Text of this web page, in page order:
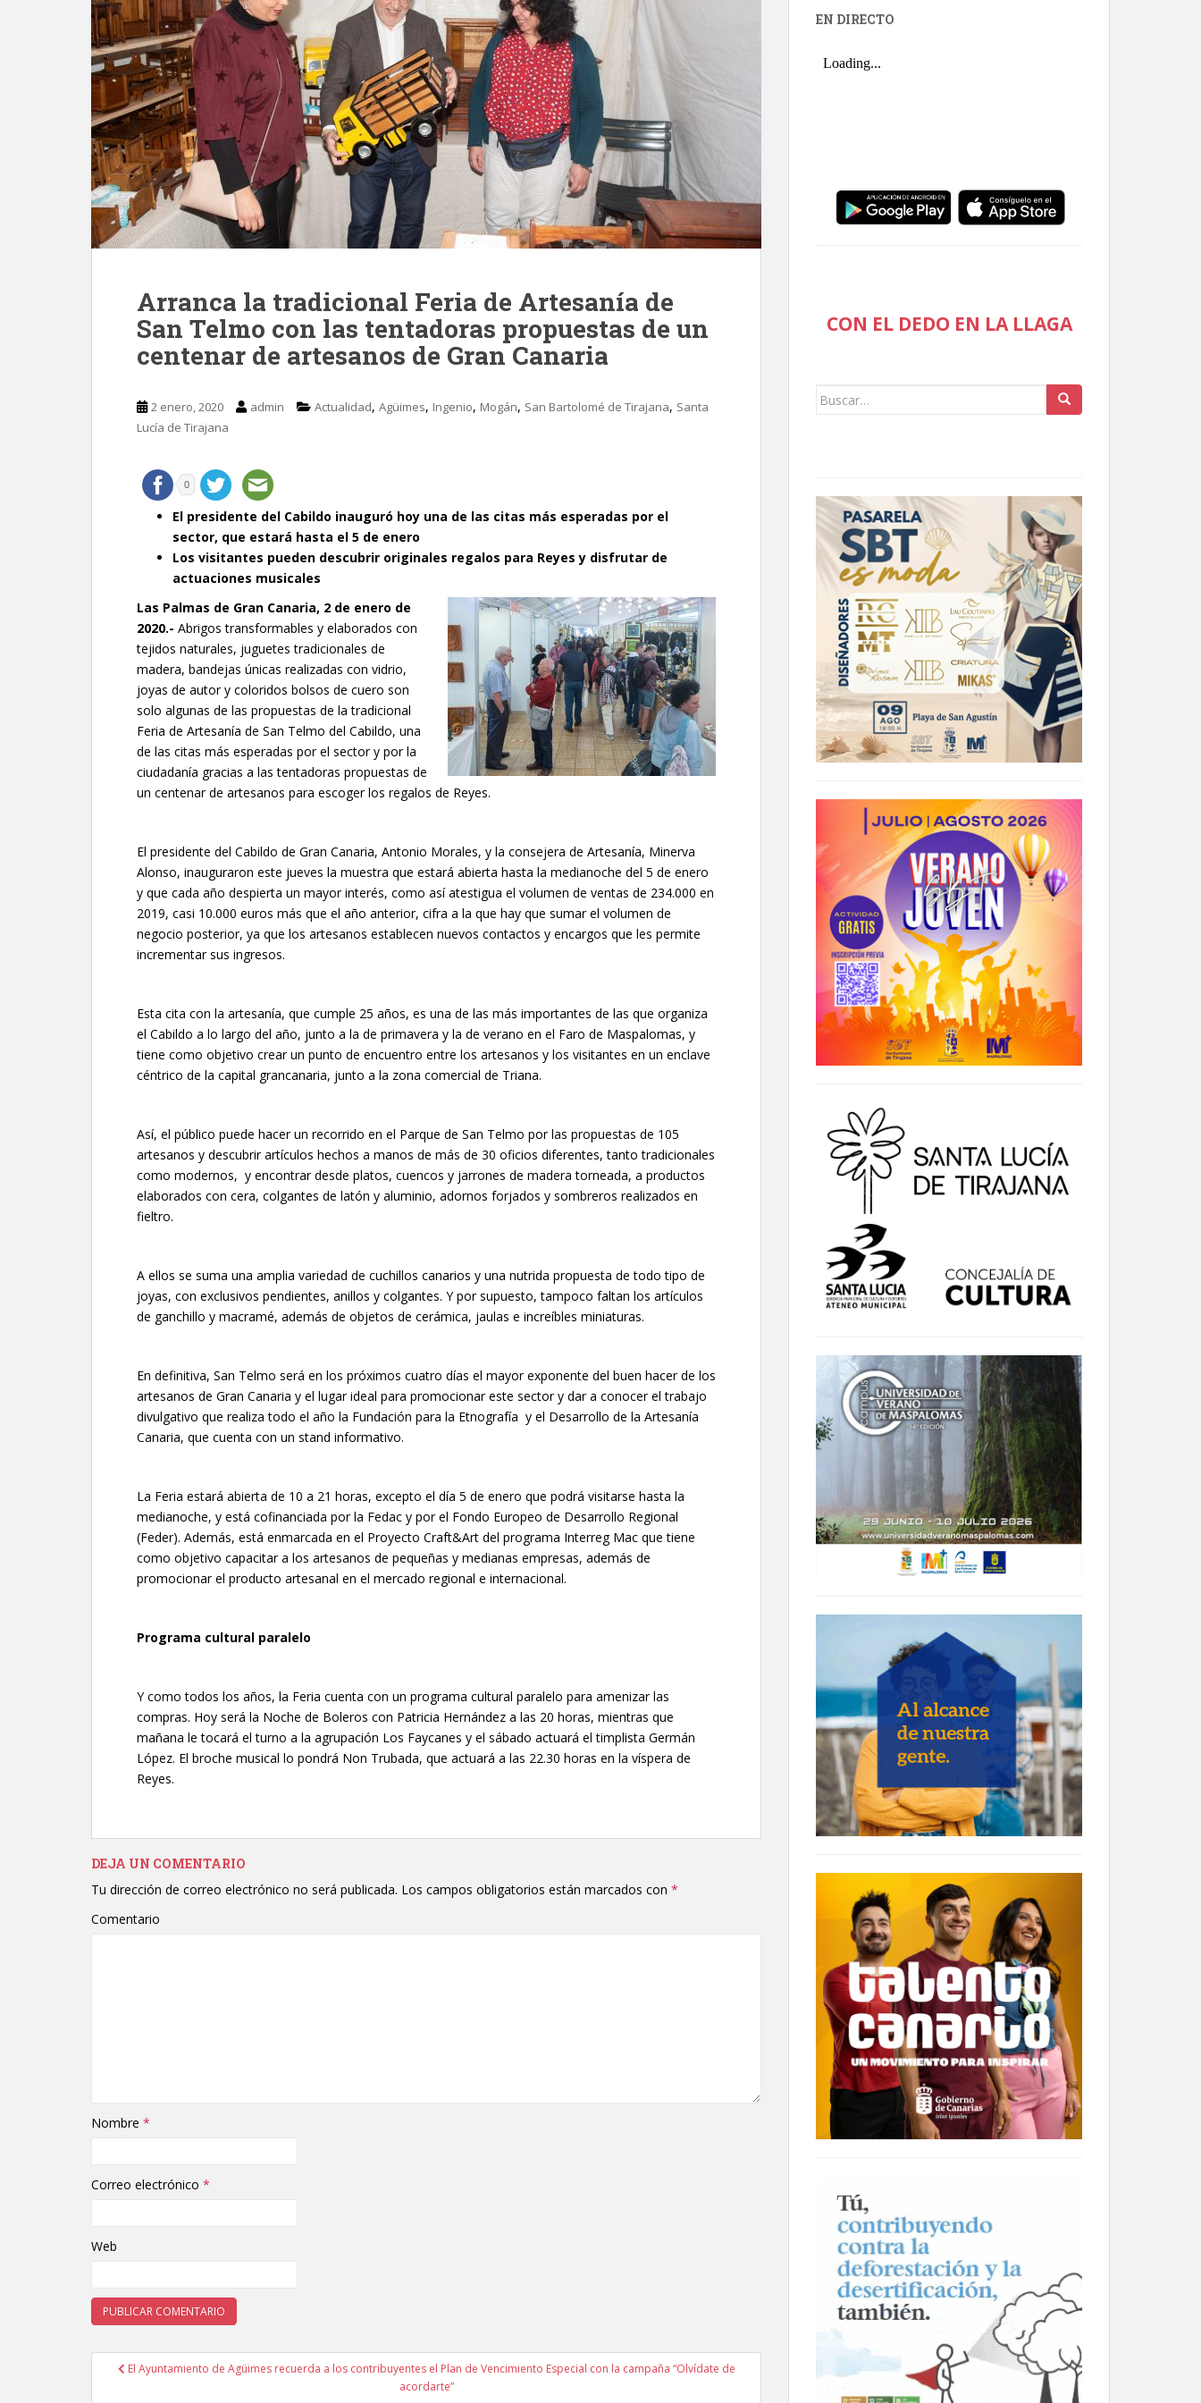
Arranca la tradicional Feria de Artesanía de
San Telmo con las tentadoras propuestas de un
centenar de artesanos de Gran Canaria
2 enero, 2020 admin Actualidad, Agüimes, Ingenio, Mogán, San Bartolomé de Tirajana, Santa
Lucía de Tirajana
0
El presidente del Cabildo inauguró hoy una de las citas más esperadas por el
sector, que estará hasta el 5 de enero
Los visitantes pueden descubrir originales regalos para Reyes y disfrutar de
actuaciones musicales
Las Palmas de Gran Canaria, 2 de enero de
2020.- Abrigos transformables y elaborados con
tejidos naturales, juguetes tradicionales de
madera, bandejas únicas realizadas con vidrio,
joyas de autor y coloridos bolsos de cuero son
solo algunas de las propuestas de la tradicional
Feria de Artesanía de San Telmo del Cabildo, una
de las citas más esperadas por el sector y por la
ciudadanía gracias a las tentadoras propuestas de
un centenar de artesanos para escoger los regalos de Reyes.
El presidente del Cabildo de Gran Canaria, Antonio Morales, y la consejera de Artesanía, Minerva
Alonso, inauguraron este jueves la muestra que estará abierta hasta la medianoche del 5 de enero
y que cada año despierta un mayor interés, como así atestigua el volumen de ventas de 234.000 en
2019, casi 10.000 euros más que el año anterior, cifra a la que hay que sumar el volumen de
negocio posterior, ya que los artesanos establecen nuevos contactos y encargos que les permite
incrementar sus ingresos.
Esta cita con la artesanía, que cumple 25 años, es una de las más importantes de las que organiza
el Cabildo a lo largo del año, junto a la de primavera y la de verano en el Faro de Maspalomas, y
tiene como objetivo crear un punto de encuentro entre los artesanos y los visitantes en un enclave
céntrico de la capital grancanaria, junto a la zona comercial de Triana.
Así, el público puede hacer un recorrido en el Parque de San Telmo por las propuestas de 105
artesanos y descubrir artículos hechos a manos de más de 30 oficios diferentes, tanto tradicionales
como modernos, y encontrar desde platos, cuencos y jarrones de madera torneada, a productos
elaborados con cera, colgantes de latón y aluminio, adornos forjados y sombreros realizados en
fieltro.
A ellos se suma una amplia variedad de cuchillos canarios y una nutrida propuesta de todo tipo de
joyas, con exclusivos pendientes, anillos y colgantes. Y por supuesto, tampoco faltan los artículos
de ganchillo y macramé, además de objetos de cerámica, jaulas e increíbles miniaturas.
En definitiva, San Telmo será en los próximos cuatro días el mayor exponente del buen hacer de los
artesanos de Gran Canaria y el lugar ideal para promocionar este sector y dar a conocer el trabajo
divulgativo que realiza todo el año la Fundación para la Etnografía y el Desarrollo de la Artesanía
Canaria, que cuenta con un stand informativo.
La Feria estará abierta de 10 a 21 horas, excepto el día 5 de enero que podrá visitarse hasta la
medianoche, y está cofinanciada por la Fedac y por el Fondo Europeo de Desarrollo Regional
(Feder). Además, está enmarcada en el Proyecto Craft&Art del programa Interreg Mac que tiene
como objetivo capacitar a los artesanos de pequeñas y medianas empresas, además de
promocionar el producto artesanal en el mercado regional e internacional.
Programa cultural paralelo
Y como todos los años, la Feria cuenta con un programa cultural paralelo para amenizar las
compras. Hoy será la Noche de Boleros con Patricia Hernández a las 20 horas, mientras que
mañana le tocará el turno a la agrupación Los Faycanes y el sábado actuará el timplista Germán
López. El broche musical lo pondrá Non Trubada, que actuará a las 22.30 horas en la víspera de
Reyes.
DEJA UN COMENTARIO
Tu dirección de correo electrónico no será publicada. Los campos obligatorios están marcados con *
Comentario
Nombre *
Correo electrónico *
Web
Navegación de entradas
El Ayuntamiento de Agüimes recuerda a los contribuyentes el Plan de Vencimiento Especial con la campaña “Olvídate de
acordarte”
EN DIRECTO
CON EL DEDO EN LA LLAGA
Buscar: